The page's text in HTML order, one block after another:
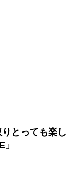
とっても楽し